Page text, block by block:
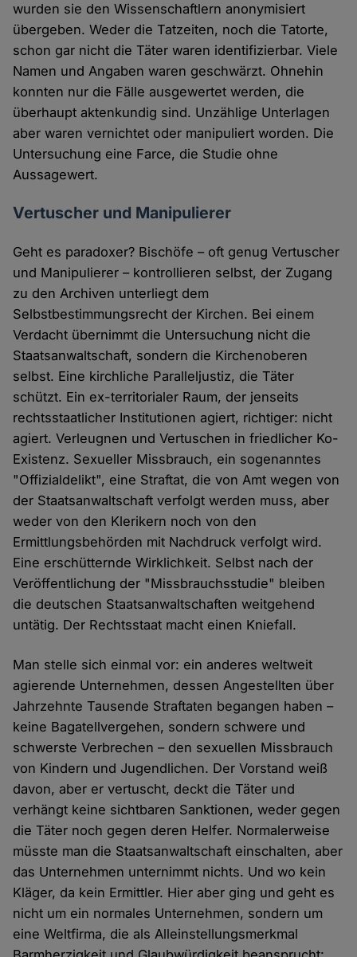
wurden sie den Wissenschaftlern anonymisiert
übergeben. Weder die Tatzeiten, noch die Tatorte,
schon gar nicht die Täter waren identifizierbar. Viele
Namen und Angaben waren geschwärzt. Ohnehin
konnten nur die Fälle ausgewertet werden, die
überhaupt aktenkundig sind. Unzählige Unterlagen
aber waren vernichtet oder manipuliert worden. Die
Untersuchung eine Farce, die Studie ohne
Aussagewert.
Vertuscher und Manipulierer
Geht es paradoxer? Bischöfe – oft genug Vertuscher
und Manipulierer – kontrollieren selbst, der Zugang
zu den Archiven unterliegt dem
Selbstbestimmungsrecht der Kirchen. Bei einem
Verdacht übernimmt die Untersuchung nicht die
Staatsanwaltschaft, sondern die Kirchenoberen
selbst. Eine kirchliche Paralleljustiz, die Täter
schützt. Ein ex-territorialer Raum, der jenseits
rechtsstaatlicher Institutionen agiert, richtiger: nicht
agiert. Verleugnen und Vertuschen in friedlicher Ko-
Existenz. Sexueller Missbrauch, ein sogenanntes
"Offizialdelikt", eine Straftat, die von Amt wegen von
der Staatsanwaltschaft verfolgt werden muss, aber
weder von den Klerikern noch von den
Ermittlungsbehörden mit Nachdruck verfolgt wird.
Eine erschütternde Wirklichkeit. Selbst nach der
Veröffentlichung der "Missbrauchsstudie" bleiben
die deutschen Staatsanwaltschaften weitgehend
untätig. Der Rechtsstaat macht einen Kniefall.
Man stelle sich einmal vor: ein anderes weltweit
agierende Unternehmen, dessen Angestellten über
Jahrzehnte Tausende Straftaten begangen haben –
keine Bagatellvergehen, sondern schwere und
schwerste Verbrechen – den sexuellen Missbrauch
von Kindern und Jugendlichen. Der Vorstand weiß
davon, aber er vertuscht, deckt die Täter und
verhängt keine sichtbaren Sanktionen, weder gegen
die Täter noch gegen deren Helfer. Normalerweise
müsste man die Staatsanwaltschaft einschalten, aber
das Unternehmen unternimmt nichts. Und wo kein
Kläger, da kein Ermittler. Hier aber ging und geht es
nicht um ein normales Unternehmen, sondern um
eine Weltfirma, die als Alleinstellungsmerkmal